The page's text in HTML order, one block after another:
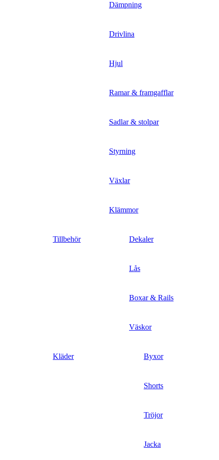
Dämpning
Drivlina
Hjul
Ramar & framgafflar
Sadlar & stolpar
Styrning
Växlar
Klämmor
Tillbehör Dekaler
Lås
Boxar & Rails
Väskor
Kläder Byxor
Shorts
Tröjor
Jacka